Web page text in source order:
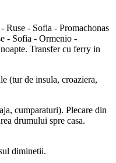
Ruse - Sofia - Promachonas
- Sofia - Ormenio -
Transfer cu ferry in
(tur de insula, croaziera,
cumparaturi). Plecare din
drumului spre casa.
diminetii.